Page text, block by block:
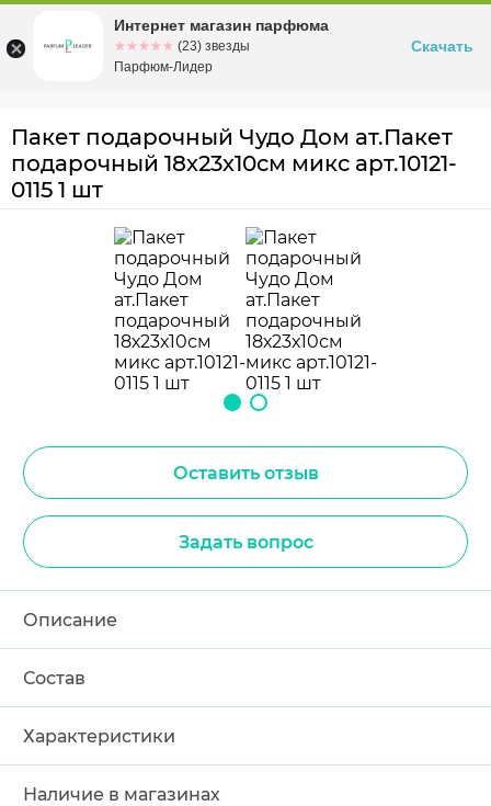
Омскул. Заозерная, 11, к. 1
Пакет подарочный Чудо Дом ат.Пакет
подарочный 18х23х10см микс арт.10121-
0115 1 шт
Оставить отзыв
Задать вопрос
Описание
Состав
Характеристики
Наличие в магазинах
Интернет магазин парфюма
☆☆☆☆☆
★★★★★ (23) звезды
Парфюм-Лидер
Скачать